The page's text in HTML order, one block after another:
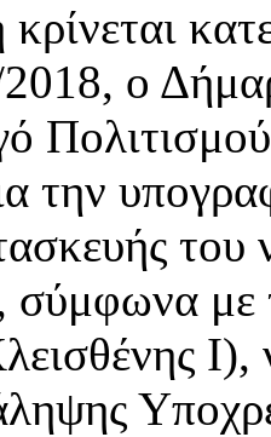
ο
την
του
σύμφωνα με
Ι),